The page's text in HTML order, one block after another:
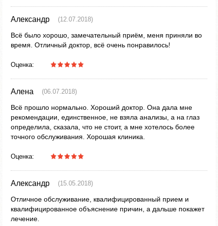
Александр (12.07.2018)
Всё было хорошо, замечательный приём, меня приняли во
время. Отличный доктор, всё очень понравилось!
Оценка:
Алена (06.07.2018)
Всё прошло нормально. Хороший доктор. Она дала мне
рекомендации, единственное, не взяла анализы, а на глаз
определила, сказала, что не стоит, а мне хотелось более
точного обслуживания. Хорошая клиника.
Оценка:
Александр (15.05.2018)
Отличное обслуживание, квалифицированный прием и
квалифицированное объяснение причин, а дальше покажет
лечение.